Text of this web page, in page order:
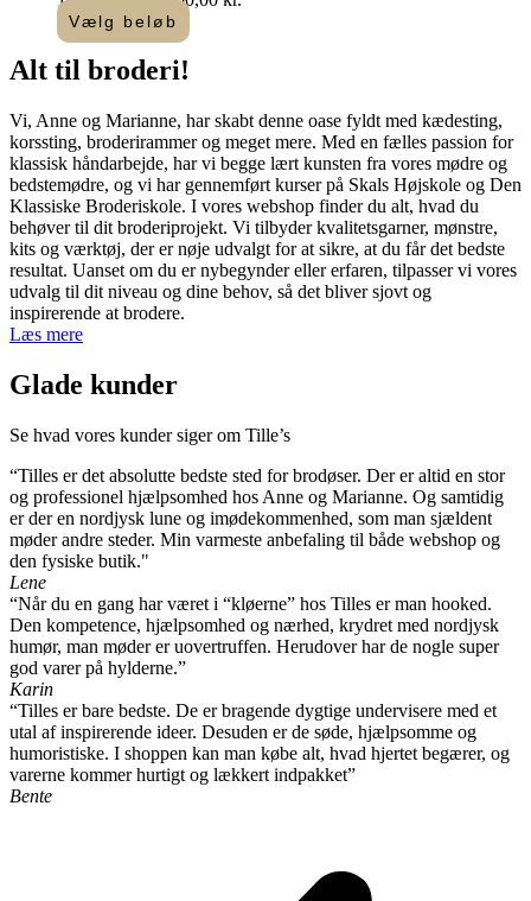
Vælg beløb
Dette
vare
har
varianter.
Mulighederne
kan
vælges
på
varesiden
Alt til broderi!​
Vi, Anne og Marianne, har skabt denne oase fyldt med kædesting,
korssting, broderirammer og meget mere. Med en fælles passion for
klassisk håndarbejde, har vi begge lært kunsten fra vores mødre og
bedstemødre, og vi har gennemført kurser på Skals Højskole og Den
Klassiske Broderiskole. I vores webshop finder du alt, hvad du
behøver til dit broderiprojekt. Vi tilbyder kvalitetsgarner, mønstre,
kits og værktøj, der er nøje udvalgt for at sikre, at du får det bedste
resultat. Uanset om du er nybegynder eller erfaren, tilpasser vi vores
udvalg til dit niveau og dine behov, så det bliver sjovt og
inspirerende at brodere.
Læs mere
Glade kunder
Se hvad vores kunder siger om Tille’s
“Tilles er det absolutte bedste sted for brodøser. Der er altid en stor
og professionel hjælpsomhed hos Anne og Marianne. Og samtidig
er der en nordjysk lune og imødekommenhed, som man sjældent
møder andre steder. Min varmeste anbefaling til både webshop og
den fysiske butik."
Lene
“Når du en gang har været i “kløerne” hos Tilles er man hooked.
Den kompetence, hjælpsomhed og nærhed, krydret med nordjysk
humør, man møder er uovertruffen. Herudover har de nogle super
god varer på hylderne.”
Karin
“Tilles er bare bedste. De er bragende dygtige undervisere med et
utal af inspirerende ideer. Desuden er de søde, hjælpsomme og
humoristiske. I shoppen kan man købe alt, hvad hjertet begærer, og
varerne kommer hurtigt og lækkert indpakket”
Bente